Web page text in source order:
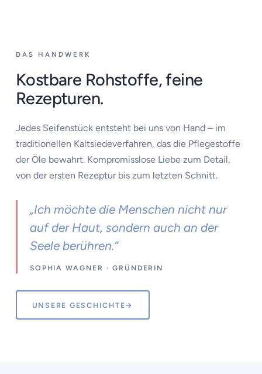
DAS HANDWERK
Kostbare Rohstoffe, feine
Rezepturen.
Jedes Seifenstück entsteht bei uns von Hand – im
traditionellen Kaltsiedeverfahren, das die Pflegestoffe
der Öle bewahrt. Kompromisslose Liebe zum Detail,
von der ersten Rezeptur bis zum letzten Schnitt.
„Ich möchte die Menschen nicht nur
auf der Haut, sondern auch an der
Seele berühren.“
SOPHIA WAGNER · GRÜNDERIN
UNSERE GESCHICHTE→